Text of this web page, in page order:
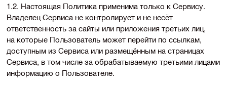
1.2. Настоящая Политика применима только к Сервису.
Владелец Сервиса не контролирует и не несёт
ответственность за сайты или приложения третьих лиц,
на которые Пользователь может перейти по ссылкам,
доступным из Сервиса или размещённым на страницах
Сервиса, в том числе за обрабатываемую третьими лицами
информацию о Пользователе.